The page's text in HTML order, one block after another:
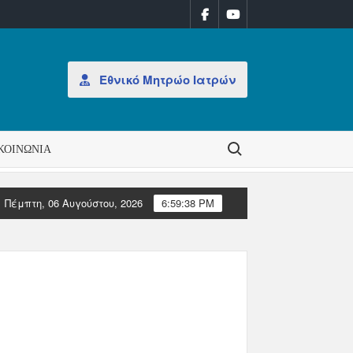
Εθνικό Μητρώο Ιατρών
Search for:
Διοίκησης στον ΠΙΣ Επιστολές Ευρωπαϊκών Ιατρικών
Πέμπτη, 06 Αυγούστου, 2026 6:59:38 PM